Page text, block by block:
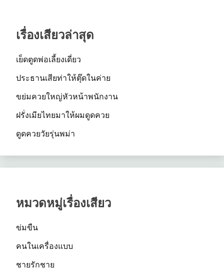
เรื่องเสียวล่าสุด
เย็ดตูดพ่อเลี้ยงเดี่ยว
ประธานเสียท่าให้ตุ๊ดในค่าย
ขย่มควยใหญ่หัวหน้าพนักงาน
ฝรั่งเมียไทยมาให้ผมดูดควย
ดูดควยวัยรุ่นพม่า
หมวดหมู่เรื่องเสียว
ข่มขืน
คนในเครื่องแบบ
ชายรักชาย